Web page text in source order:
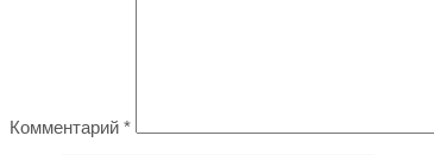
Комментарий *